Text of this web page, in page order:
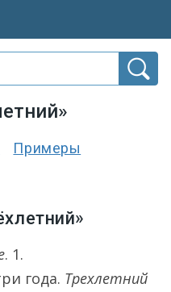
Примеры
. 1.
года. Трехлетний